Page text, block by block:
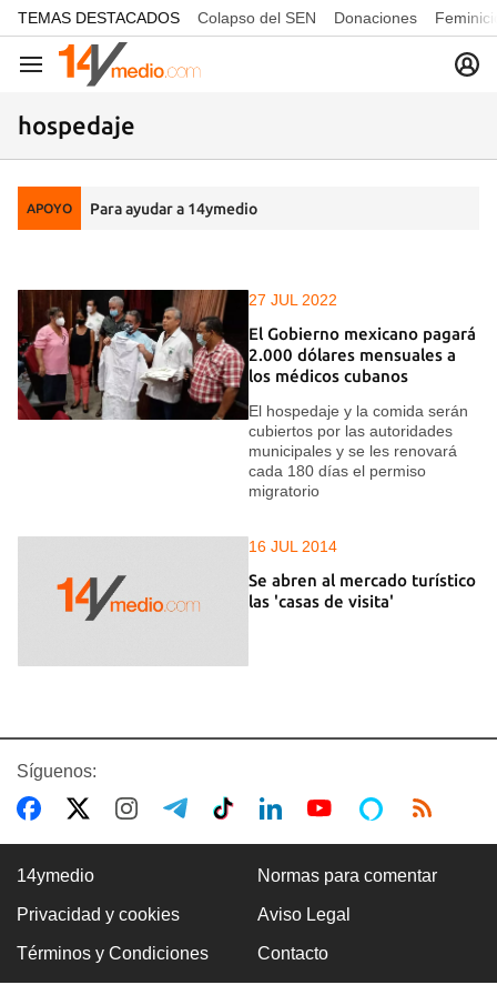
common.go-to-content
TEMAS DESTACADOS Colapso del SEN Donaciones
Navegación
hospedaje
APOYO Para ayudar a 14ymedio
27 JUL 2022
El Gobierno mexicano pagará
2.000 dólares mensuales a
los médicos cubanos
El hospedaje y la comida serán
cubiertos por las autoridades
municipales y se les renovará
cada 180 días el permiso
migratorio
16 JUL 2014
Se abren al mercado turístico
las 'casas de visita'
Síguenos:
14ymedio Normas para comentar
Privacidad y cookies Aviso Legal
Términos y Condiciones Contacto